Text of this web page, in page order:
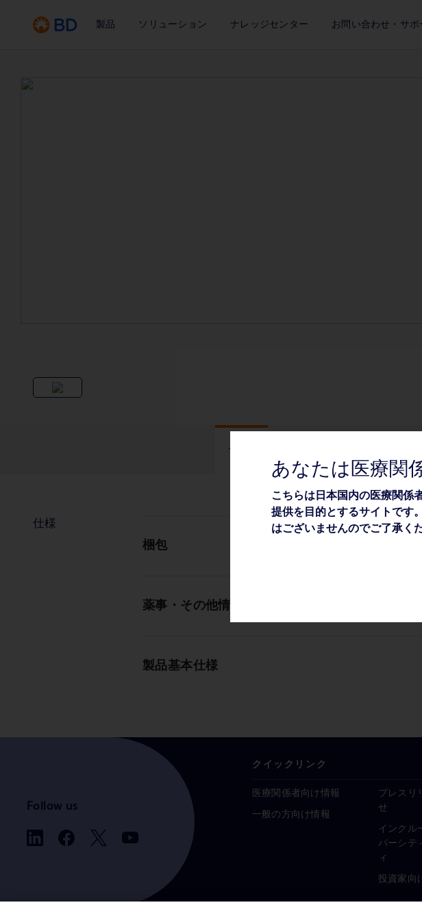
製品 ソリューション ナレッジセンター お問い合わせ・サポ
仕様
仕様
梱包
薬事・その他情報
製品基本仕様
Follow us
クイックリンク
医療関係者向け情報
一般の方向け情報
プレスリ
せ
インクル
バーシテ
ィ
投資家向
あなたは医療関
こちらは日本国内の医療関係
提供を目的とするサイトです
はございませんのでご了承く